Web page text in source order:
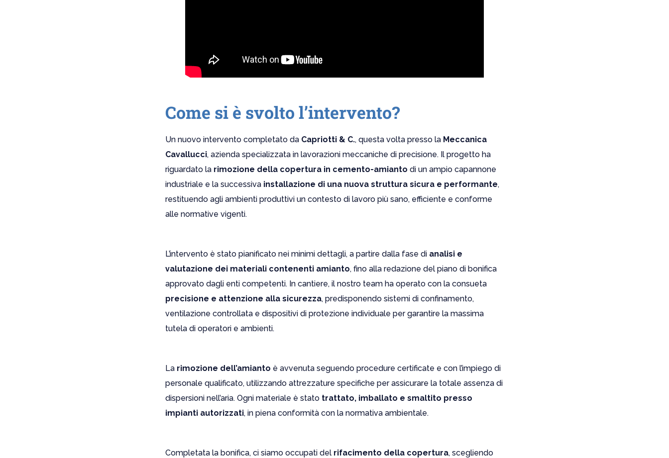
Come si è svolto l’intervento?
Un nuovo intervento completato da Capriotti & C., questa volta presso la Meccanica
Cavallucci, azienda specializzata in lavorazioni meccaniche di precisione. Il progetto ha
riguardato la rimozione della copertura in cemento-amianto di un ampio capannone
industriale e la successiva installazione di una nuova struttura sicura e performante,
restituendo agli ambienti produttivi un contesto di lavoro più sano, efficiente e conforme
alle normative vigenti.
L’intervento è stato pianificato nei minimi dettagli, a partire dalla fase di analisi e
valutazione dei materiali contenenti amianto, fino alla redazione del piano di bonifica
approvato dagli enti competenti. In cantiere, il nostro team ha operato con la consueta
precisione e attenzione alla sicurezza, predisponendo sistemi di confinamento,
ventilazione controllata e dispositivi di protezione individuale per garantire la massima
tutela di operatori e ambienti.
La rimozione dell’amianto è avvenuta seguendo procedure certificate e con l’impiego di
personale qualificato, utilizzando attrezzature specifiche per assicurare la totale assenza di
dispersioni nell’aria. Ogni materiale è stato trattato, imballato e smaltito presso
impianti autorizzati, in piena conformità con la normativa ambientale.
Completata la bonifica, ci siamo occupati del rifacimento della copertura, scegliendo